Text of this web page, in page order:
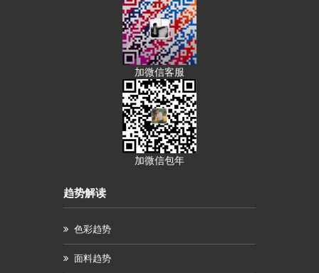
加微信客服
加微信包年
趋势解读
色彩趋势
面料趋势